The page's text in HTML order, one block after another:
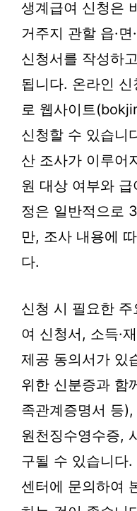
생계급여 신청은
거주지 관할 읍·
신청서를 작성하
됩니다. 온라인
로 웹사이트
신청할 수 있습니
산 조사가 이루어
원 대상 여부와
정은 일반적으로
만, 조사 내용에
다.
신청 시 필요한
여 신청서, 소득·
제공 동의서가 있
위한 신분증과 함
족관계증명서 등
원천징수영수증,
구될 수 있습니다
센터에 문의하여